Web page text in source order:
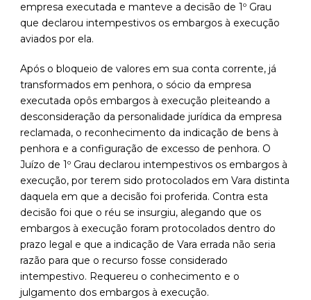
empresa executada e manteve a decisão de 1º Grau
que declarou intempestivos os embargos à execução
aviados por ela.
Após o bloqueio de valores em sua conta corrente, já
transformados em penhora, o sócio da empresa
executada opôs embargos à execução pleiteando a
desconsideração da personalidade jurídica da empresa
reclamada, o reconhecimento da indicação de bens à
penhora e a configuração de excesso de penhora. O
Juízo de 1º Grau declarou intempestivos os embargos à
execução, por terem sido protocolados em Vara distinta
daquela em que a decisão foi proferida. Contra esta
decisão foi que o réu se insurgiu, alegando que os
embargos à execução foram protocolados dentro do
prazo legal e que a indicação de Vara errada não seria
razão para que o recurso fosse considerado
intempestivo. Requereu o conhecimento e o
julgamento dos embargos à execução.